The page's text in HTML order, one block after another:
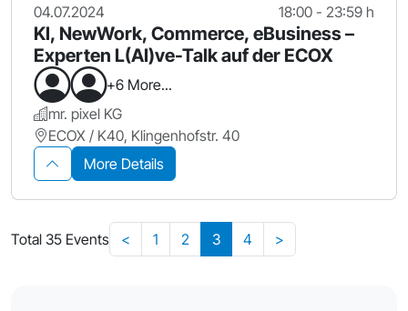
04.07.2024 18:00 - 23:59 h
KI, NewWork, Commerce, eBusiness –
Experten L(AI)ve-Talk auf der ECOX
+6 More...
mr. pixel KG
ECOX / K40, Klingenhofstr. 40
More Details
Total 35 Events < 1 2 3 4 >